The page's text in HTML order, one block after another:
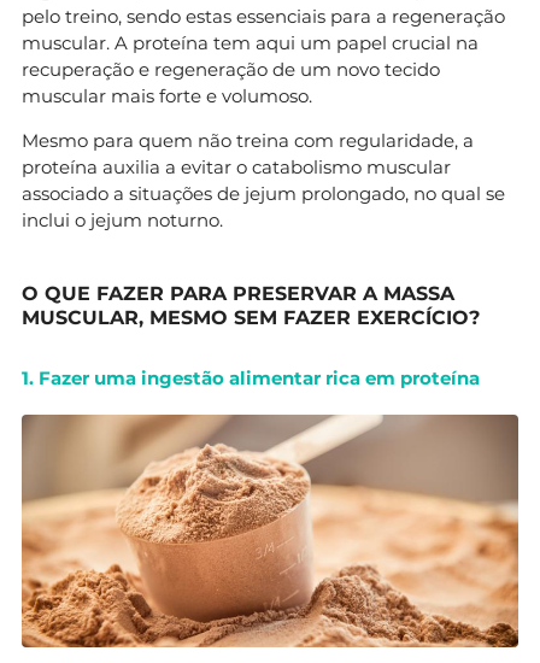
pelo treino, sendo estas essenciais para a regeneração
muscular. A proteína tem aqui um papel crucial na
recuperação e regeneração de um novo tecido
muscular mais forte e volumoso.
Mesmo para quem não treina com regularidade, a
proteína auxilia a evitar o catabolismo muscular
associado a situações de jejum prolongado, no qual se
inclui o jejum noturno.
O QUE FAZER PARA PRESERVAR A MASSA
MUSCULAR, MESMO SEM FAZER EXERCÍCIO?
1. Fazer uma ingestão alimentar rica em proteína